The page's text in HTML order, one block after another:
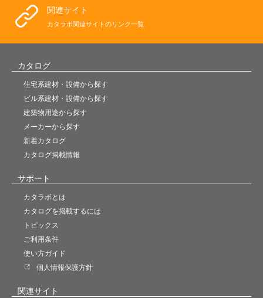
関連サイト
カタラボ関連サイトのリンク一覧
カタログ
住宅系建材・設備から探す
ビル系建材・設備から探す
建築物用途から探す
メーカーから探す
新着カタログ
カタログ掲載情報
サポート
カタラボとは
カタログを掲載するには
トピックス
ご利用条件
使い方ガイド
個人情報保護方針
関連サイト